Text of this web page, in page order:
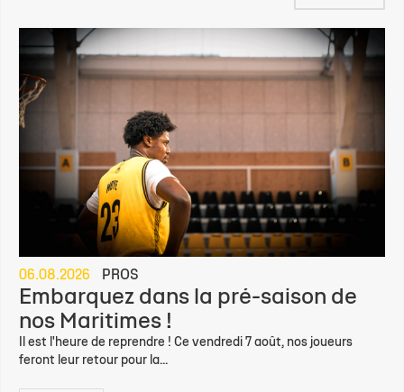
06.08.2026 PROS
Embarquez dans la pré-saison de
nos Maritimes !
Il est l'heure de reprendre ! Ce vendredi 7 août, nos joueurs
feront leur retour pour la...